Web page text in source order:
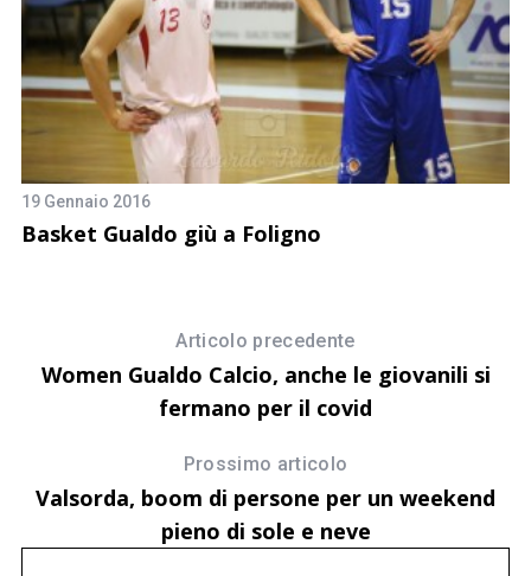
19 Gennaio 2016
Basket Gualdo giù a Foligno
Articolo precedente
Women Gualdo Calcio, anche le giovanili si
fermano per il covid
Prossimo articolo
Valsorda, boom di persone per un weekend
pieno di sole e neve